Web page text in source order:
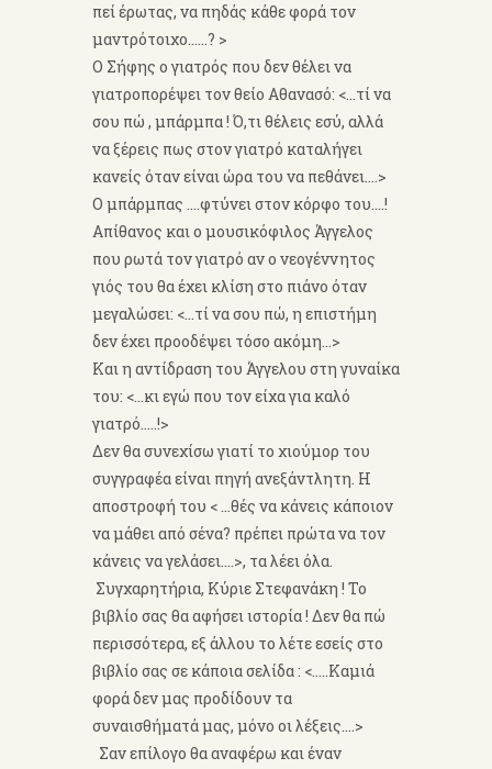
πεί έρωτας, να πηδάς κάθε φορά τον
μαντρότοιχο......? >
Ο Σήφης ο γιατρός που δεν θέλει να
γιατροπορέψει τον θείο Αθανασό: <...τί να
σου πώ , μπάρμπα ! Ό,τι θέλεις εσύ, αλλά
να ξέρεις πως στον γιατρό καταλήγει
κανείς όταν είναι ώρα του να πεθάνει....>
Ο μπάρμπας ....φτύνει στον κόρφο του....!
Απίθανος και ο μουσικόφιλος Άγγελος
που ρωτά τον γιατρό αν ο νεογέννητος
γιός του θα έχει κλίση στο πιάνο όταν
μεγαλώσει: <...τί να σου πώ, η επιστήμη
δεν έχει προοδέψει τόσο ακόμη...>
Και η αντίδραση του Άγγελου στη γυναίκα
του: <...κι εγώ που τον είχα για καλό
γιατρό.....!>
Δεν θα συνεχίσω γιατί το χιούμορ του
συγγραφέα είναι πηγή ανεξάντλητη. Η
αποστροφή του < ...θές να κάνεις κάποιον
να μάθει από σένα? πρέπει πρώτα να τον
κάνεις να γελάσει....>, τα λέει όλα.
Συγχαρητήρια, Κύριε Στεφανάκη ! Το
βιβλίο σας θα αφήσει ιστορία ! Δεν θα πώ
περισσότερα, εξ άλλου το λέτε εσείς στο
βιβλίο σας σε κάποια σελίδα : <.....Καμιά
φορά δεν μας προδίδουν τα
συναισθήματά μας, μόνο οι λέξεις....>
Σαν επίλογο θα αναφέρω και έναν